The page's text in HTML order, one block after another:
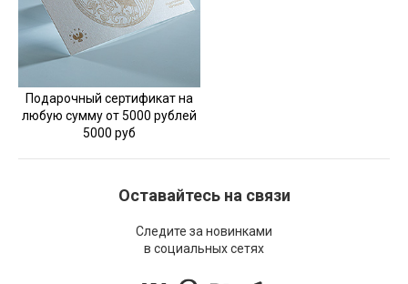
Подарочный сертификат на
любую сумму от 5000 рублей
5000 руб
Оставайтесь на связи
Следите за новинками
в социальных сетях